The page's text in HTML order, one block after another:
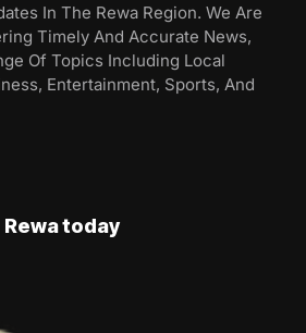
In The Rewa Region. We Are
Timely And Accurate News,
Of Topics Including Local
Entertainment, Sports, And
Rewa today